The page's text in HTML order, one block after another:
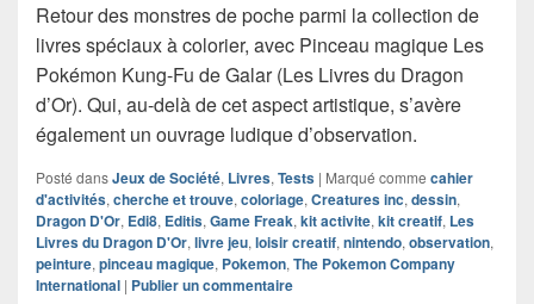
Retour des monstres de poche parmi la collection de
livres spéciaux à colorier, avec Pinceau magique Les
Pokémon Kung-Fu de Galar (Les Livres du Dragon
d’Or). Qui, au-delà de cet aspect artistique, s’avère
également un ouvrage ludique d’observation.
Posté dansJeux de Société, Livres, Tests | Marqué comme cahier
d'activités, cherche et trouve, coloriage, Creatures inc, dessin,
Dragon D'Or, Edi8, Editis, Game Freak, kit activite, kit creatif, Les
Livres du Dragon D'Or, livre jeu, loisir creatif, nintendo, observation,
peinture, pinceau magique, Pokemon, The Pokemon Company
International | Publier un commentaire